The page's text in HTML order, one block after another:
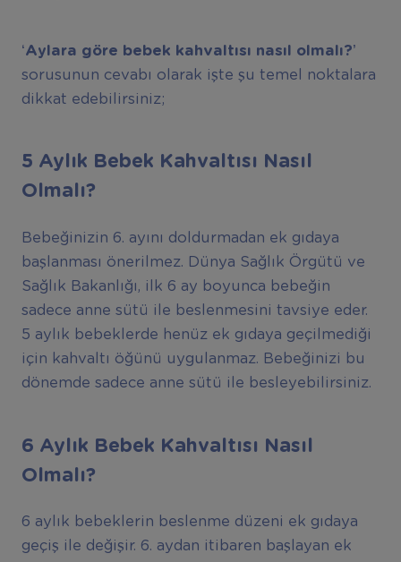
‘Aylara göre bebek kahvaltısı nası l olmal ı?’
sorusunun cevabı olarak işte şu temel noktalara
dikkat edebilirsiniz;
5 Aylık Bebek Kahvaltısı Nasıl
Olmalı?
Bebeğinizin 6. ayını doldurmadan ek gıdaya
başlanması önerilmez. Dünya Sağlık Örgütü ve
Sağlık Bakanlığı, ilk 6 ay boyunca bebeğin
sadece anne sütü ile beslenmesini tavsiye eder.
5 aylık bebeklerde henüz ek gıdaya geçilmediği
için kahvaltı öğünü uygulanmaz. Bebeğinizi bu
dönemde sadece anne sütü ile besleyebilirsiniz.
6 Ayl ı k Bebek Kahvaltısı Nası
Olmal ı?
6 aylık bebeklerin beslenme düzeni ek gıdaya
geçiş ile değişir. 6. aydan itibaren başlayan ek